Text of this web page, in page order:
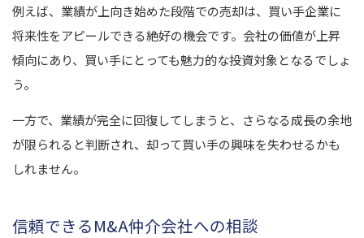
例えば、業績が上向き始めた段階での売却は、買い手企業に
将来性をアピールできる絶好の機会です。会社の価値が上昇
傾向にあり、買い手にとっても魅力的な投資対象となるでしょ
う。
一方で、業績が完全に回復してしまうと、さらなる成長の余地
が限られると判断され、却って買い手の興味を失わせるかも
しれません。
信頼できるM&A仲介会社への相談